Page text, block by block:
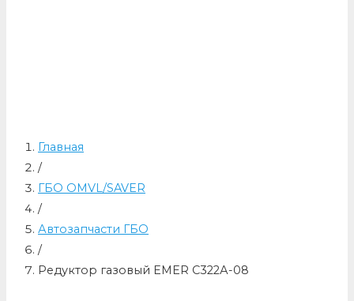
Главная
/
ГБО OMVL/SAVER
/
Автозапчасти ГБО
/
Редуктор газовый EMER С322А-08